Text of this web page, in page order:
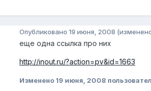
Опубликовано 19 июня, 2008
еще одна ссылка про них
http://inout.ru/?action=pv&id=1663
Изменено 19 июня, 2008